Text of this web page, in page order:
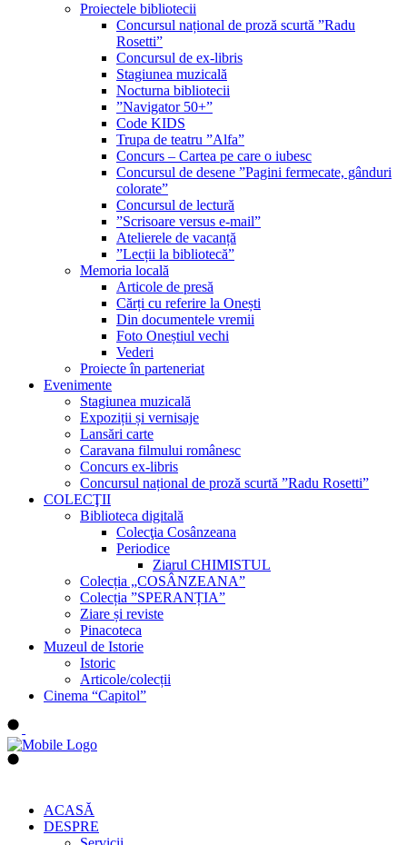
Proiectele bibliotecii
Concursul național de proză scurtă ”Radu
Rosetti”
Concursul de ex-libris
Stagiunea muzicală
Nocturna bibliotecii
”Navigator 50+”
Code KIDS
Trupa de teatru ”Alfa”
Concurs – Cartea pe care o iubesc
Concursul de desene ”Pagini fermecate, gânduri
colorate”
Concursul de lectură
”Scrisoare versus e-mail”
Atelierele de vacanță
”Lecții la bibliotecă”
Memoria locală
Articole de presă
Cărți cu referire la Onești
Din documentele vremii
Foto Oneștiul vechi
Vederi
Proiecte în parteneriat
Evenimente
Stagiunea muzicală
Expoziții și vernisaje
Lansări carte
Caravana filmului românesc
Concurs ex-libris
Concursul național de proză scurtă ”Radu Rosetti”
COLECŢII
Biblioteca digitală
Colecţia Cosânzeana
Periodice
Ziarul CHIMISTUL
Colecția „COSÂNZEANA”
Colecția ”SPERANȚIA”
Ziare și reviste
Pinacoteca
Muzeul de Istorie
Istoric
Articole/colecții
Cinema “Capitol”
ACASĂ
DESPRE